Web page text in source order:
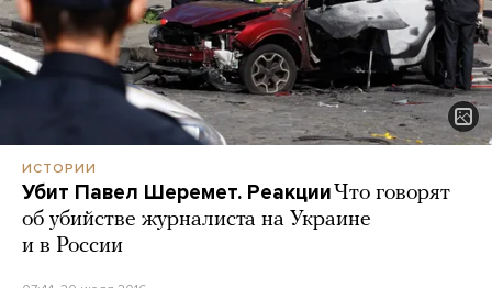
ИСТОРИИ
Убит Павел Шеремет. Реакции Что говорят
об убийстве журналиста на Украине
и в России